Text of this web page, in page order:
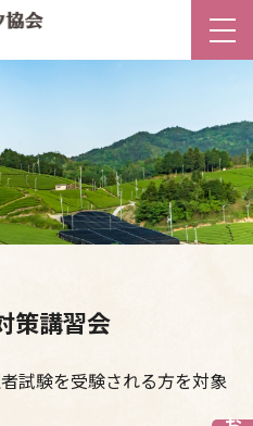
策講習会
試験を受験される方を対象